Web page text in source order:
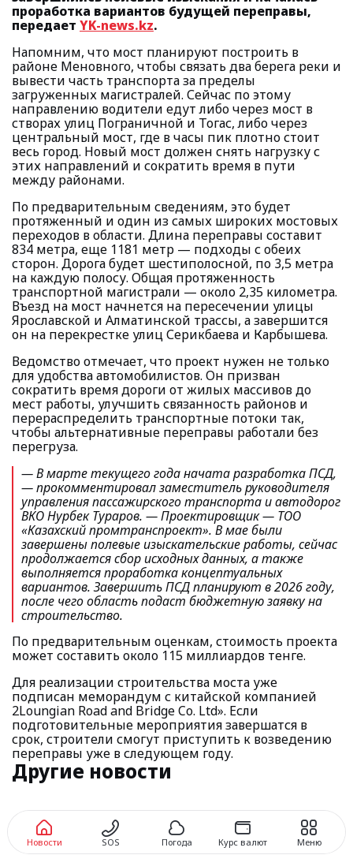
проработка вариантов будущей переправы,
передает YK-news.kz.
Напомним, что мост планируют построить в
районе Меновного, чтобы связать два берега реки и
вывести часть транспорта за пределы
загруженных магистралей. Сейчас по этому
направлению водители едут либо через мост в
створах улиц Пограничной и Тогас, либо через
центральный мост, где в часы пик плотно стоит
весь город. Новый мост должен снять нагрузку с
этих направлений и сократить время в пути
между районами.
По предварительным сведениям, это будет
протяженный и один из самых широких мостовых
переходов в области. Длина переправы составит
834 метра, еще 1181 метр — подходы с обеих
сторон. Дорога будет шестиполосной, по 3,5 метра
на каждую полосу. Общая протяженность
транспортной магистрали — около 2,35 километра.
Въезд на мост начнется на пересечении улицы
Ярославской и Алматинской трассы, а завершится
он на перекрестке улиц Серикбаева и Карбышева.
Ведомство отмечает, что проект нужен не только
для удобства автомобилистов. Он призван
сократить время дороги от жилых массивов до
мест работы, улучшить связанность районов и
перераспределить транспортные потоки так,
чтобы альтернативные переправы работали без
перегруза.
— В марте текущего года начата разработка ПСД,
— прокомментировал заместитель руководителя
управления пассажирского транспорта и автодорог
ВКО Нурбек Тураров. — Проектировщик — ТОО
«Казахский промтранспроект». В мае были
завершены полевые изыскательские работы, сейчас
продолжается сбор исходных данных, а также
выполняется проработка концептуальных
вариантов. Завершить ПСД планируют в 2026 году,
после чего область подаст бюджетную заявку на
строительство.
По предварительным оценкам, стоимость проекта
может составить около 115 миллиардов тенге.
Для реализации строительства моста уже
подписан меморандум с китайской компанией
2Loungian Road and Bridge Co. Ltd». Если
подготовительные мероприятия завершатся в
срок, строители смогут приступить к возведению
переправы уже в следующем году.
Другие новости
Новости SOS Погода Курс валют Меню